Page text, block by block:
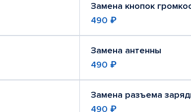
Замена кнопок
490 ₽
Замена антенны
490 ₽
Замена разъема
490 ₽